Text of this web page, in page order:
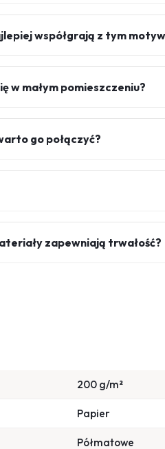
współgrają z tym
w małym pomieszczeniu?
go połączyć?
zapewniają trwałość?
200 g/m²
Papier
Półmatowe